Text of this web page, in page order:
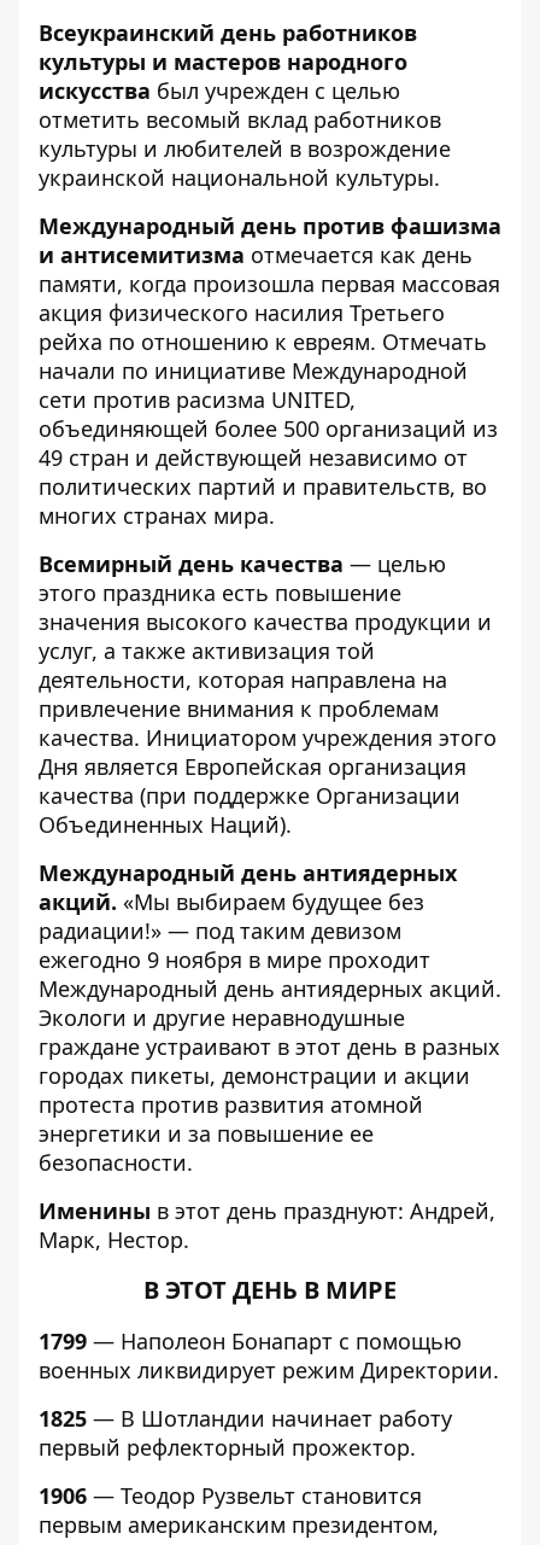
Всеукраинский день работников
культуры и мастеров народного
искусства был учрежден с целью
отметить весомый вклад работников
культуры и любителей в возрождение
украинской национальной культуры.
Международный день против фашизма
и антисемитизма отмечается как день
памяти, когда произошла первая массовая
акция физического насилия Третьего
рейха по отношению к евреям. Отмечать
начали по инициативе Международной
сети против расизма UNITED,
объединяющей более 500 организаций из
49 стран и действующей независимо от
политических партий и правительств, во
многих странах мира.
Всемирный день качества — целью
этого праздника есть повышение
значения высокого качества продукции и
услуг, а также активизация той
деятельности, которая направлена на
привлечение внимания к проблемам
качества. Инициатором учреждения этого
Дня является Европейская организация
качества (при поддержке Организации
Объединенных Наций).
Международный день антиядерных
акций. «Мы выбираем будущее без
радиации!» — под таким девизом
ежегодно 9 ноября в мире проходит
Международный день антиядерных акций.
Экологи и другие неравнодушные
граждане устраивают в этот день в разных
городах пикеты, демонстрации и акции
протеста против развития атомной
энергетики и за повышение ее
безопасности.
Именины в этот день празднуют: Андрей,
Марк, Нестор.
В ЭТОТ ДЕНЬ В МИРЕ
1799 — Наполеон Бонапарт с помощью
военных ликвидирует режим Директории.
1825 — В Шотландии начинает работу
первый рефлекторный прожектор.
1906 — Теодор Рузвельт становится
первым американским президентом,